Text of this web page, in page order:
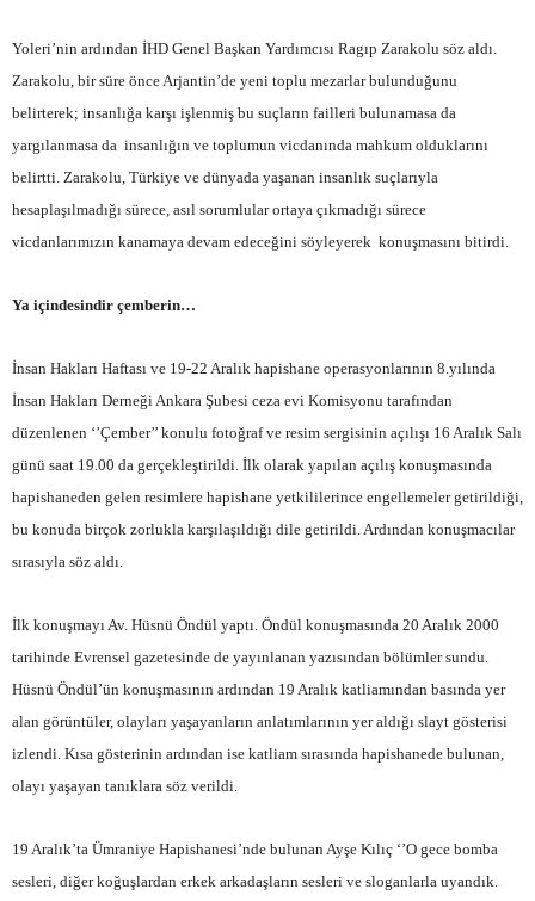
Yoleri’nin ardından İHD Genel Başkan Yardımcısı Ragıp Zarakolu söz aldı.
Zarakolu, bir süre önce Arjantin’de yeni toplu mezarlar bulunduğunu
belirterek; insanlığa karşı işlenmiş bu suçların failleri bulunamasa da
yargılanmasa da insanlığın ve toplumun vicdanında mahkum olduklarını
belirtti. Zarakolu, Türkiye ve dünyada yaşanan insanlık suçlarıyla
hesaplaşılmadığı sürece, asıl sorumlular ortaya çıkmadığı sürece
vicdanlarımızın kanamaya devam edeceğini söyleyerek konuşmasını bitirdi.
Ya içindesindir çemberin…
İnsan Hakları Haftası ve 19-22 Aralık hapishane operasyonlarının 8.yılında
İnsan Hakları Derneği Ankara Şubesi ceza evi Komisyonu tarafından
düzenlenen ‘’Çember’’ konulu fotoğraf ve resim sergisinin açılışı 16 Aralık Salı
günü saat 19.00 da gerçekleştirildi. İlk olarak yapılan açılış konuşmasında
hapishaneden gelen resimlere hapishane yetkililerince engellemeler getirildiği,
bu konuda birçok zorlukla karşılaşıldığı dile getirildi. Ardından konuşmacılar
sırasıyla söz aldı.
İlk konuşmayı Av. Hüsnü Öndül yaptı. Öndül konuşmasında 20 Aralık 2000
tarihinde Evrensel gazetesinde de yayınlanan yazısından bölümler sundu.
Hüsnü Öndül’ün konuşmasının ardından 19 Aralık katliamından basında yer
alan görüntüler, olayları yaşayanların anlatımlarının yer aldığı slayt gösterisi
izlendi. Kısa gösterinin ardından ise katliam sırasında hapishanede bulunan,
olayı yaşayan tanıklara söz verildi.
19 Aralık’ta Ümraniye Hapishanesi’nde bulunan Ayşe Kılıç ‘’O gece bomba
sesleri, diğer koğuşlardan erkek arkadaşların sesleri ve sloganlarla uyandık.